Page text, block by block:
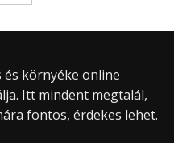
és környéke online
Itt mindent megtalál,
fontos, érdekes lehet.